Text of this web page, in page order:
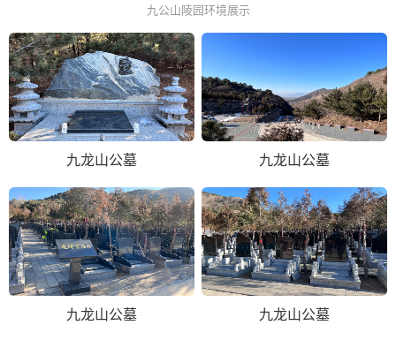
九公山陵园环境展示
九龙山公墓 九龙山公墓
九龙山公墓 九龙山公墓